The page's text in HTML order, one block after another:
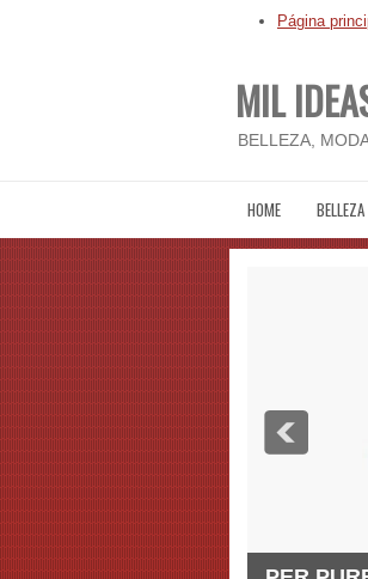
Página
MIL
BELLEZA,
HOME BELLEZA